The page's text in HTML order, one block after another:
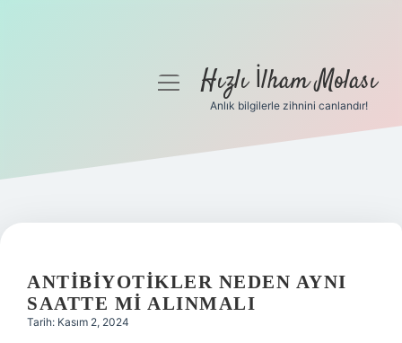
Gizlilik Politikası
Yasal Uyarı
menüyüHızlı İlham Molası
Anlık bilgilerle zihnini canlandır!
ANTIBIYOTIKLER NEDEN AYNI
SAATTE MI ALINMALI
Tarih: Kasım 2, 2024